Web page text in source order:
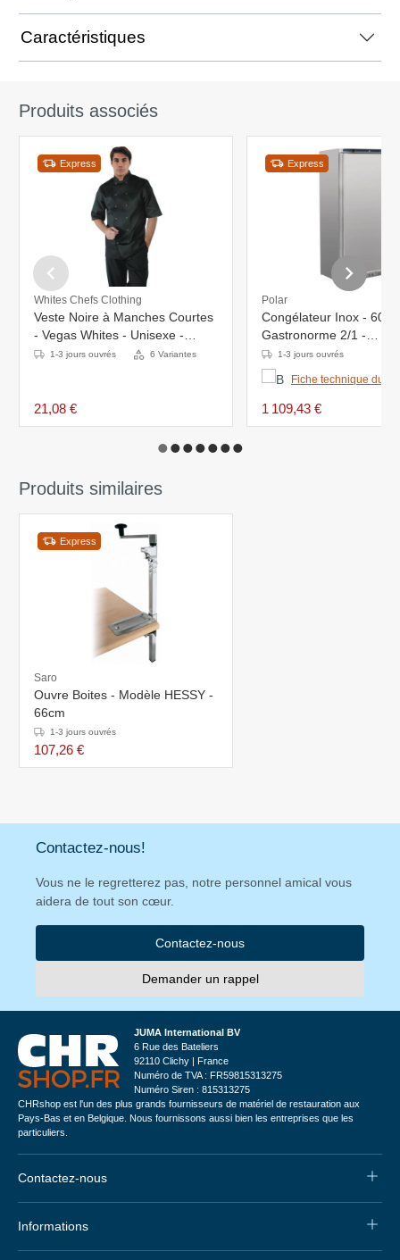
Caractéristiques
Produits associés
Express
Whites Chefs Clothing
Veste Noire à Manches Courtes
- Vegas Whites - Unisexe -
Disponibles En 6 Tailles
1-3 jours ouvrés 6 Variantes
21,08 €
Express
Polar
Congélateur Inox - 600
Gastronorme 2/1 -
780x690x1890(h)mm
1-3 jours ouvrés
Fiche technique du
1 109,43 €
Produits similaires
Express
Saro
Ouvre Boites - Modèle HESSY -
66cm
1-3 jours ouvrés
107,26 €
Contactez-nous!
Vous ne le regretterez pas, notre personnel amical vous
aidera de tout son cœur.
Contactez-nous
Demander un rappel
JUMA International BV
6 Rue des Bateliers
92110 Clichy | France
Numéro de TVA : FR59815313275
Numéro Siren : 815313275
CHRshop est l'un des plus grands fournisseurs de matériel de restauration aux
Pays-Bas et en Belgique. Nous fournissons aussi bien les entreprises que les
particuliers.
Contactez-nous
Informations